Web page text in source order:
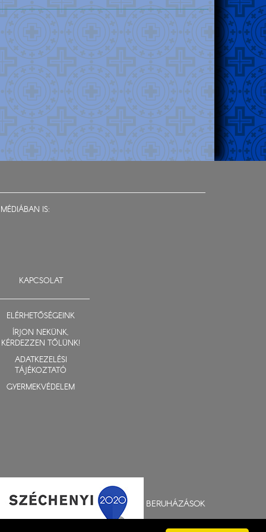
IS:
KAPCSOLAT
ELÉRHETŐSÉGEINK
ÍRJON NEKÜNK,
KÉRDEZZEN TŐLÜNK!
ADATKEZELÉSI
TÁJÉKOZTATÓ
GYERMEKVÉDELEM
BERUHÁZÁSOK